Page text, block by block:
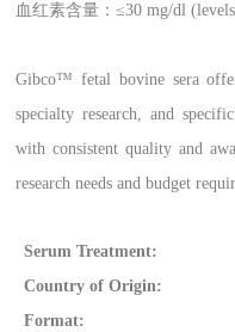
血红素含量：≤30 mg/dl
Gibco™ fetal bovine sera
specialty research, and
with consistent quality and
research needs and budget
Serum Treatment:
Country of Origin:
Format: